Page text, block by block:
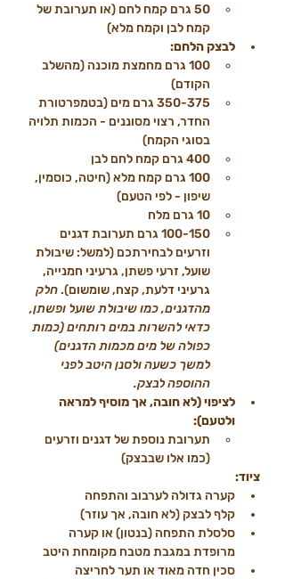
50 גרם קמח לחם (או תערובת של
קמח לבן וקמח מלא)
לבצק הלחם:
100 גרם מחמצת מוכנה (מהשלב
הקודם)
350-375 גרם מים (בטמפרטורת
החדר, רצוי מסוננים - הכמות תלויה
בסוגי הקמח)
400 גרם קמח לחם לבן
100 גרם קמח מלא (חיטה, כוסמין,
שיפון - לפי הטעם)
10 גרם מלח
100-150 גרם תערובת דגנים
וזרעים לבחירתכם (למשל: שיבולת
שועל, זרעי פשתן, גרעיני חמנייה,
גרעיני דלעת, קצח, שומשום). חלק
מהדגנים, כמו שיבולת שועל ופשתן,
כדאי להשרות במים רותחים (כמות
כפולה של מים מכמות הדגנים)
למשך כשעה ולסנן היטב לפני
ההוספה לבצק.
לציפוי (לא חובה, אך מוסיף למראה
ולטעם):
תערובת נוספת של דגנים וזרעים
(כמו אלו שבבצק)
ציוד:
קערה גדולה לערבוב והתפחה
קלף לבצק (לא חובה, אך עוזר)
סלסלת התפחה (בנטון) או קערה
מרופדת במגבת מטבח מקומחת היטב
סכין חדה מאוד או תער לחריצה